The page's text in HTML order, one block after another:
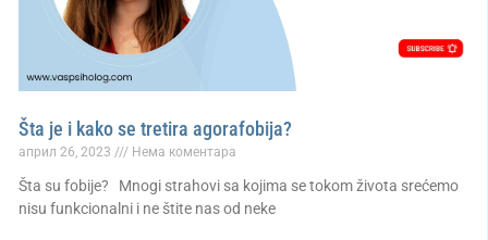
Šta je i kako se tretira agorafobija?
април 26, 2023 Нема коментара
Šta su fobije? Mnogi strahovi sa kojima se tokom života srećemo
nisu funkcionalni i ne štite nas od neke